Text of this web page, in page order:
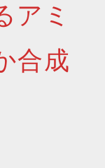
アミ
合成